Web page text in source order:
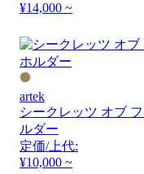
¥14,000 ~
artek
シークレッツ オブ
ルダー
定価/上代:
¥10,000 ~